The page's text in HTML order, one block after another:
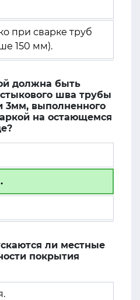
при сварке труб
150 мм).
должна быть
шва трубы
3мм, выполненного
на остающемся
ли местные
покрытия